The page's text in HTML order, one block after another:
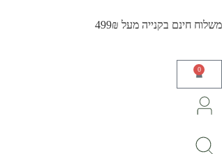
משלוח חינם בקנייה מעל 499₪
0